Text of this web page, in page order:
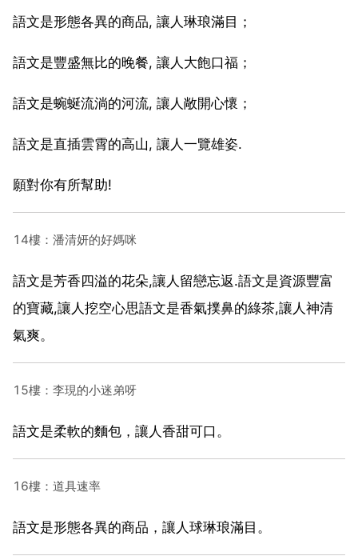
語文是形態各異的商品, 讓人琳琅滿目；
語文是豐盛無比的晚餐, 讓人大飽口福；
語文是蜿蜒流淌的河流, 讓人敞開心懷；
語文是直插雲霄的高山, 讓人一覽雄姿.
願對你有所幫助!
14樓：潘清妍的好媽咪
語文是芳香四溢的花朵,讓人留戀忘返.語文是資源豐富
的寶藏,讓人挖空心思語文是香氣撲鼻的綠茶,讓人神清
氣爽。
15樓：李現的小迷弟呀
語文是柔軟的麵包，讓人香甜可口。
16樓：道具速率
語文是形態各異的商品，讓人球琳琅滿目。